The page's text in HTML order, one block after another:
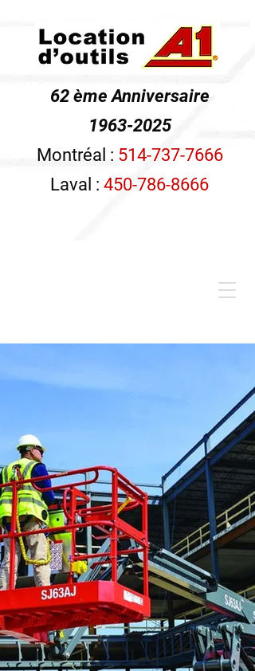
62 ème Anniversaire
1963-2025
Montréal : 514-737-7666
Laval : 450-786-8666